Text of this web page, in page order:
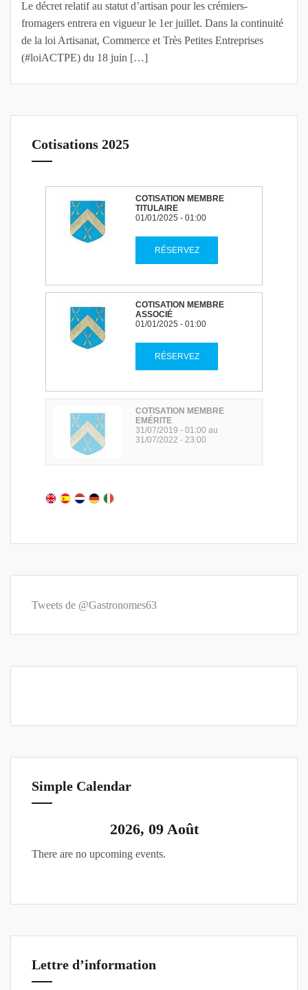
Le décret relatif au statut d’artisan pour les crémiers-
fromagers entrera en vigueur le 1er juillet. Dans la continuité
de la loi Artisanat, Commerce et Très Petites Entreprises
(#loiACTPE) du 18 juin […]
Cotisations 2025
Tweets de @Gastronomes63
Simple Calendar
2026, 09 Août
There are no upcoming events.
Lettre d’information